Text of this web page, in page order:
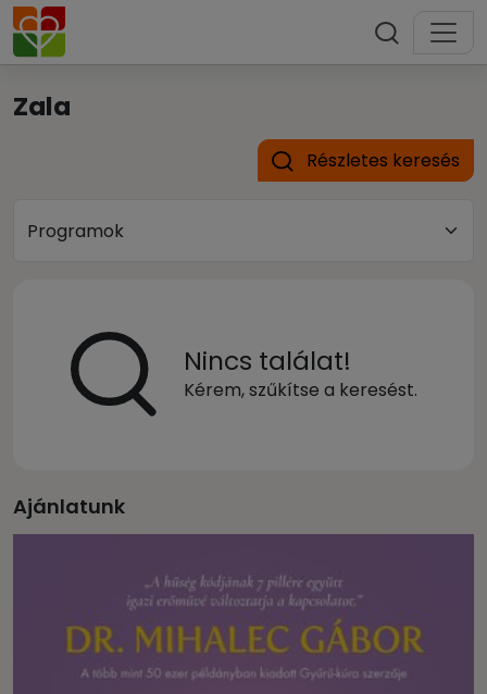
Zala
Részletes keresés
Nincs találat!
Kérem, szűkítse a keresést.
Ajánlatunk